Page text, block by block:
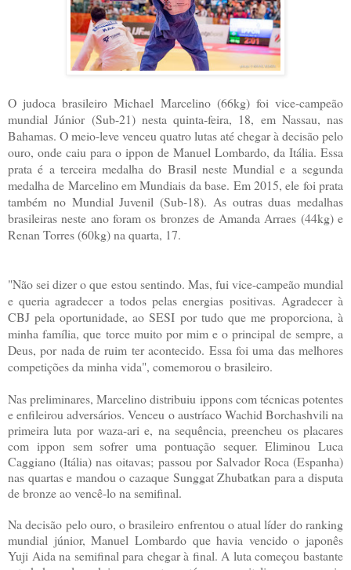
O judoca brasileiro Michael Marcelino (66kg) foi vice-campeão
mundial Júnior (Sub-21) nesta quinta-feira, 18, em Nassau, nas
Bahamas. O meio-leve venceu quatro lutas até chegar à decisão pelo
ouro, onde caiu para o ippon de Manuel Lombardo, da Itália. Essa
prata é a terceira medalha do Brasil neste Mundial e a segunda
medalha de Marcelino em Mundiais da base. Em 2015, ele foi prata
também no Mundial Juvenil (Sub-18). As outras duas medalhas
brasileiras neste ano foram os bronzes de Amanda Arraes (44kg) e
Renan Torres (60kg) na quarta, 17.
"Não sei dizer o que estou sentindo. Mas, fui vice-campeão mundial
e queria agradecer a todos pelas energias positivas. Agradecer à
CBJ pela oportunidade, ao SESI por tudo que me proporciona, à
minha família, que torce muito por mim e o principal de sempre, a
Deus, por nada de ruim ter acontecido. Essa foi uma das melhores
competições da minha vida", comemorou o brasileiro.
Nas preliminares, Marcelino distribuiu ippons com técnicas potentes
e enfileirou adversários. Venceu o austríaco Wachid Borchashvili na
primeira luta por waza-ari e, na sequência, preencheu os placares
com ippon sem sofrer uma pontuação sequer. Eliminou Luca
Caggiano (Itália) nas oitavas; passou por Salvador Roca (Espanha)
nas quartas e mandou o cazaque Sunggat Zhubatkan para a disputa
de bronze ao vencê-lo na semifinal.
Na decisão pelo ouro, o brasileiro enfrentou o atual líder do ranking
mundial júnior, Manuel Lombardo que havia vencido o japonês
Yuji Aida na semifinal para chegar à final. A luta começou bastante